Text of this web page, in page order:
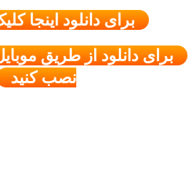
برای دانلود اینجا
برای دانلود از طریق
نصب کنید